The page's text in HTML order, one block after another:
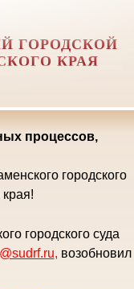
ГОРОДСКОЙ
КРАЯ
процессов,
городского
края!
городского суда
, возобновил